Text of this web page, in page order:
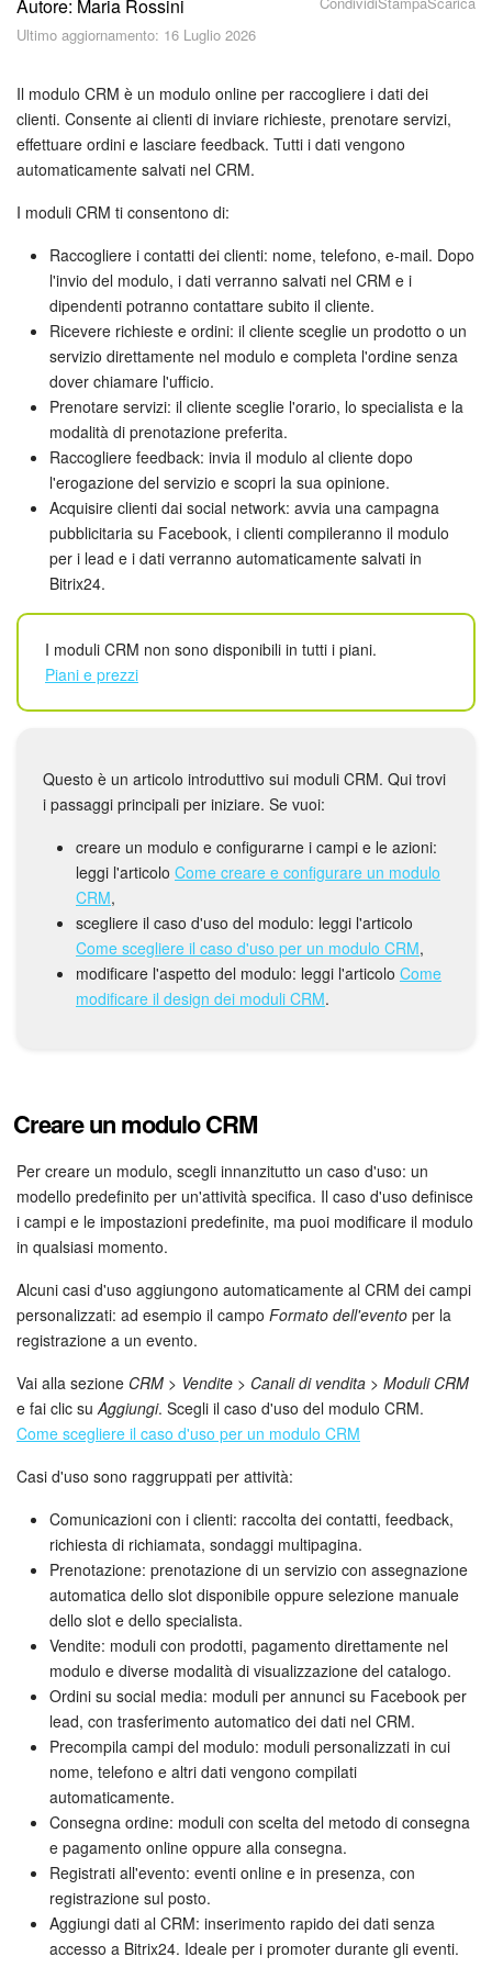
Piani e pagamento
Come iniziare?
CoPilot: IA in Bitrix24
Feed
Messenger
Collab
Calendario
Bitrix24 Drive
Webmail
Gruppi di lavoro
Progetti IA
CRM
Contact Center
Sales Center
Analisi CRM
Generatore BI
Online store
Dipendenti
Knowledge base
Firma elettronica
Firma elettronica per HR
Automazione
Marketing
Gestione inventario
Telefonia
Mio profilo
Impostazioni
Enterprise
Bitrix24 On-Premise
Bitrix24 Messenger
Domande generali
Autore: Maria Rossini
Ultimo aggiornamento: 16 Luglio 2026
Il modulo CRM è un modulo online per raccogliere i dati dei
clienti. Consente ai clienti di inviare richieste, prenotare servizi,
effettuare ordini e lasciare feedback. Tutti i dati vengono
automaticamente salvati nel CRM.
I moduli CRM ti consentono di:
Raccogliere i contatti dei clienti: nome, telefono, e-mail. Dopo
l'invio del modulo, i dati verranno salvati nel CRM e i
dipendenti potranno contattare subito il cliente.
Ricevere richieste e ordini: il cliente sceglie un prodotto o un
servizio direttamente nel modulo e completa l'ordine senza
dover chiamare l'ufficio.
Prenotare servizi: il cliente sceglie l'orario, lo specialista e la
modalità di prenotazione preferita.
Raccogliere feedback: invia il modulo al cliente dopo
l'erogazione del servizio e scopri la sua opinione.
Acquisire clienti dai social network: avvia una campagna
pubblicitaria su Facebook, i clienti compileranno il modulo
per i lead e i dati verranno automaticamente salvati in
Bitrix24.
I moduli CRM non sono disponibili in tutti i piani.
Piani e prezzi
Questo è un articolo introduttivo sui moduli CRM. Qui trovi
i passaggi principali per iniziare. Se vuoi:
creare un modulo e configurarne i campi e le azioni:
leggi l'articolo Come creare e configurare un modulo
CRM,
scegliere il caso d'uso del modulo: leggi l'articolo
Come scegliere il caso d'uso per un modulo CRM,
modificare l'aspetto del modulo: leggi l'articolo Come
modificare il design dei moduli CRM.
Creare un modulo CRM
Per creare un modulo, scegli innanzitutto un caso d'uso: un
modello predefinito per un'attività specifica. Il caso d'uso definisce
i campi e le impostazioni predefinite, ma puoi modificare il modulo
in qualsiasi momento.
Alcuni casi d'uso aggiungono automaticamente al CRM dei campi
personalizzati: ad esempio il campo Formato dell'evento per la
registrazione a un evento.
Vai alla sezione CRM > Vendite > Canali di vendita > Moduli CRM
e fai clic suAggiungi. Scegli il caso d'uso del modulo CRM.
Come scegliere il caso d'uso per un modulo CRM
Casi d'uso sono raggruppati per attività:
Comunicazioni con i clienti: raccolta dei contatti, feedback,
richiesta di richiamata, sondaggi multipagina.
Prenotazione: prenotazione di un servizio con assegnazione
automatica dello slot disponibile oppure selezione manuale
dello slot e dello specialista.
Vendite: moduli con prodotti, pagamento direttamente nel
modulo e diverse modalità di visualizzazione del catalogo.
Ordini su social media: moduli per annunci su Facebook per
lead, con trasferimento automatico dei dati nel CRM.
Precompila campi del modulo: moduli personalizzati in cui
nome, telefono e altri dati vengono compilati
automaticamente.
Consegna ordine: moduli con scelta del metodo di consegna
e pagamento online oppure alla consegna.
Registrati all'evento: eventi online e in presenza, con
registrazione sul posto.
Aggiungi dati al CRM: inserimento rapido dei dati senza
accesso a Bitrix24. Ideale per i promoter durante gli eventi.